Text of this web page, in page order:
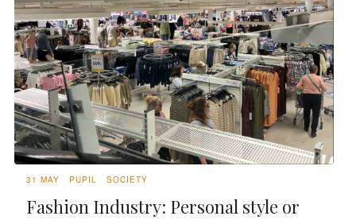
31 MAY PUPIL SOCIETY
Fashion Industry: Personal style or